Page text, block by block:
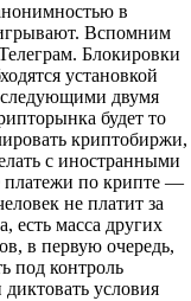
в
Вспомним
Блокировки
установкой
двумя
будет то
криптобиржи,
с иностранными
платежи по крипте —
не платит за
есть масса других
в первую очередь,
под контроль
условия